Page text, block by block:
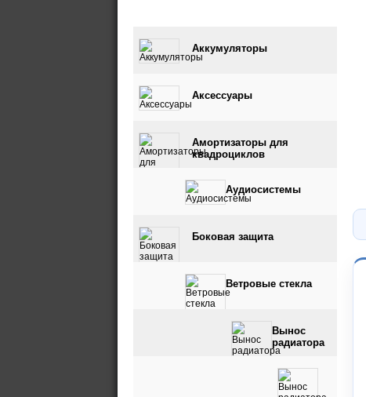
Аккумуляторы
Аксессуары
Амортизаторы для
квадроциклов
Аудиосистемы
Боковая защита
Ветровые стекла
Вынос
радиатора